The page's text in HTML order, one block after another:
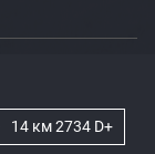
14 км 2734 D+